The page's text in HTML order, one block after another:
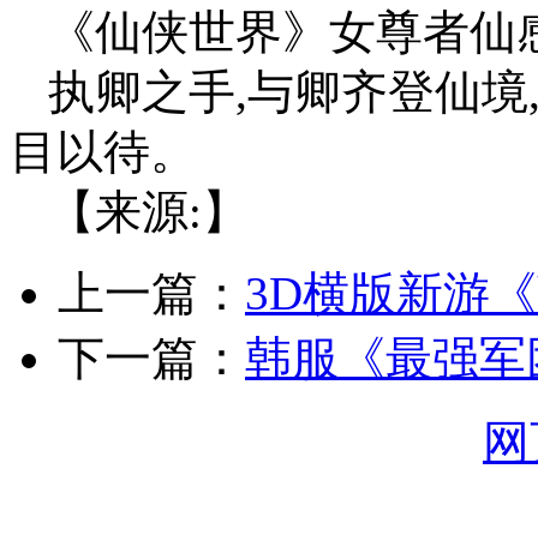
《仙侠世界》女尊者
执卿之手,与卿齐登仙
目以待。
【来源:】
上一篇： 3D横版新游
下一篇： 韩服《最强